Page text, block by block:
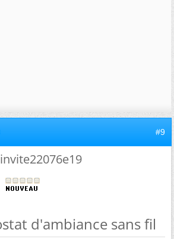
#9
invite22076e19
d'ambiance sans fil